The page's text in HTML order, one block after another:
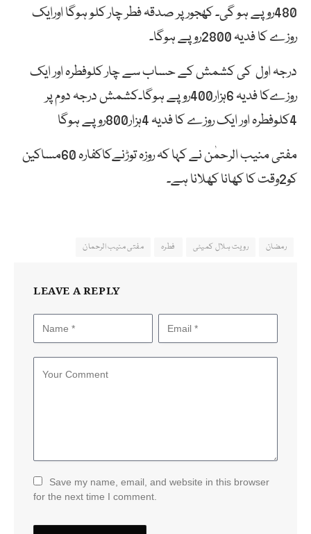
480روپے ہو گی۔ کھجور پر صدقہ فطر چار کلو ہوگا اورایک
روزے کا فدیہ 2800روپے ہوگا۔
درجہ اول کی کشمش کے حساب سے چار کلوفطرہ اور ایک
روزےکا فدیہ 6ہزار400روپے ہوگا۔کشمش درجہ دوم پر
4کلوفطرہ اور ایک روزے کا فدیہ 4ہزار800روپے ہوگا
مفتی منیب الرحمٰن نے کہا کہ روزہ توڑنےکاکفارہ 60مساکین
کو2وقت کا کھانا کھلانا ہے۔
رمضان رویت ہلال کمیٹی فطرہ مفتی منیب الرحمان
LEAVE A REPLY
Save my name, email, and website in this browser
for the next time I comment.